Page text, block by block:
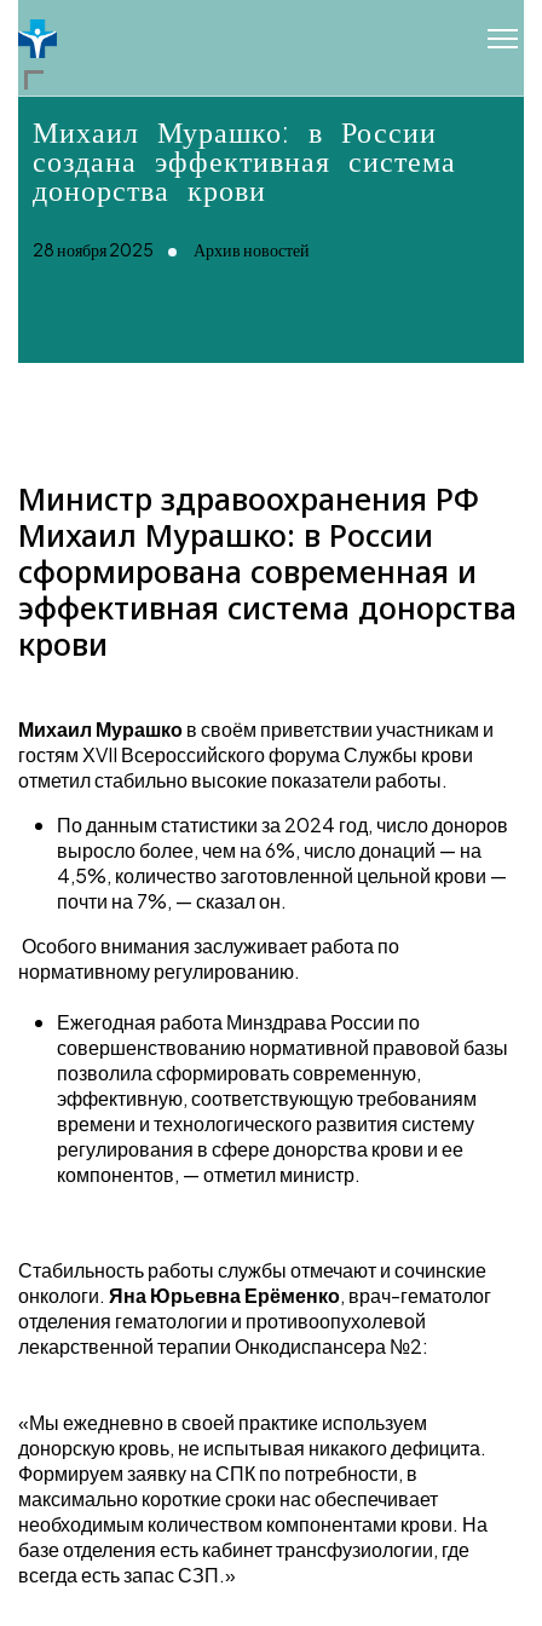
Михаил Мурашко: в России
создана эффективная система
донорства крови
28 ноября 2025 Архив новостей
Министр здравоохранения РФ
Михаил Мурашко: в России
сформирована современная и
эффективная система донорства
крови
Михаил Мурашков своём приветствии участникам и
гостям ХVII Всероссийского форума Службы крови
отметил стабильно высокие показатели работы.
По данным статистики за 2024 год, число доноров
выросло более, чем на 6%, число донаций — на
4,5%, количество заготовленной цельной крови —
почти на 7%, — сказал он.
Особого внимания заслуживает работа по
нормативному регулированию.
Ежегодная работа Минздрава России по
совершенствованию нормативной правовой базы
позволила сформировать современную,
эффективную, соответствующую требованиям
времени и технологического развития систему
регулирования в сфере донорства крови и ее
компонентов, — отметил министр.
Стабильность работы службы отмечают и сочинские
онкологи. Яна Юрьевна Ерёменко, врач-гематолог
отделения гематологии и противоопухолевой
лекарственной терапии Онкодиспансера №2:
«Мы ежедневно в своей практике используем
донорскую кровь, не испытывая никакого дефицита.
Формируем заявку на СПК по потребности, в
максимально короткие сроки нас обеспечивает
необходимым количеством компонентами крови. На
базе отделения есть кабинет трансфузиологии, где
всегда есть запас СЗП.»